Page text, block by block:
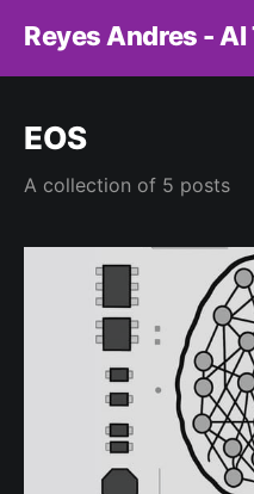
Reyes Andres -
EOS
A collection of 5 posts